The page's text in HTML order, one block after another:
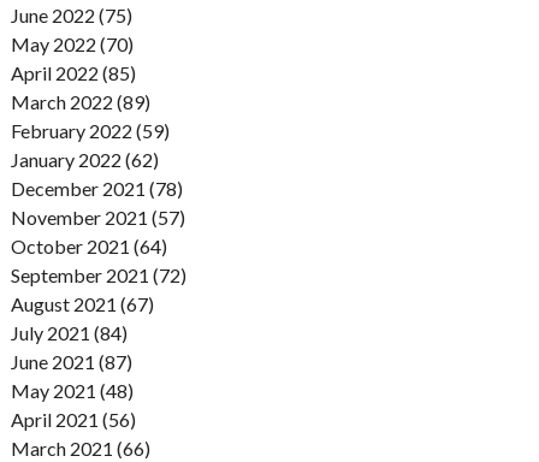
June 2022 (75)
May 2022 (70)
April 2022 (85)
March 2022 (89)
February 2022 (59)
January 2022 (62)
December 2021 (78)
November 2021 (57)
October 2021 (64)
September 2021 (72)
August 2021 (67)
July 2021 (84)
June 2021 (87)
May 2021 (48)
April 2021 (56)
March 2021 (66)